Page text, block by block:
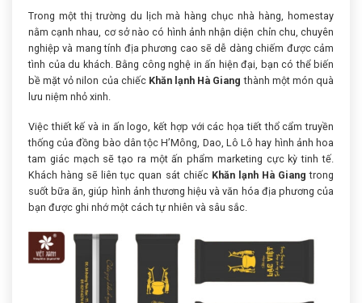
Trong một thị trường du lịch mà hàng chục nhà hàng, homestay
nằm cạnh nhau, cơ sở nào có hình ảnh nhận diện chỉn chu, chuyên
nghiệp và mang tính địa phương cao sẽ dễ dàng chiếm được cảm
tình của du khách. Bằng công nghệ in ấn hiện đại, bạn có thể biến
bề mặt vỏ nilon của chiếc Khăn lạnh Hà Giang thành một món quà
lưu niệm nhỏ xinh.
Việc thiết kế và in ấn logo, kết hợp với các họa tiết thổ cẩm truyền
thống của đồng bào dân tộc H’Mông, Dao, Lô Lô hay hình ảnh hoa
tam giác mạch sẽ tạo ra một ấn phẩm marketing cực kỳ tinh tế.
Khách hàng sẽ liên tục quan sát chiếc Khăn lạnh Hà Giang trong
suốt bữa ăn, giúp hình ảnh thương hiệu và văn hóa địa phương của
bạn được ghi nhớ một cách tự nhiên và sâu sắc.